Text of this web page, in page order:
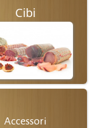
Cibi
Accessori